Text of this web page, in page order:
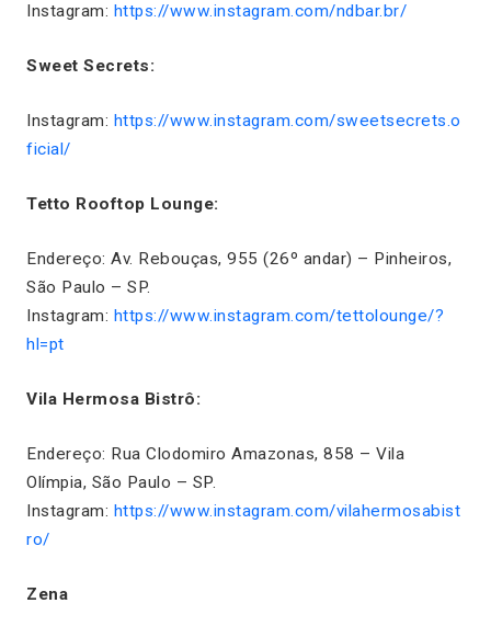
Instagram: https://www.instagram.com/ndbar.br/
Sweet Secrets:
Instagram: https://www.instagram.com/sweetsecrets.o
ficial/
Tetto Rooftop Lounge:
Endereço: Av. Rebouças, 955 (26º andar) – Pinheiros,
São Paulo – SP.
Instagram: https://www.instagram.com/tettolounge/?
hl=pt
Vila Hermosa Bistrô:
Endereço: Rua Clodomiro Amazonas, 858 – Vila
Olímpia, São Paulo – SP.
Instagram: https://www.instagram.com/vilahermosabist
ro/
Zena